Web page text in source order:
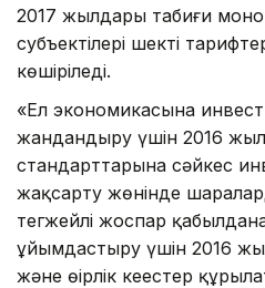
2017 жылдары табиғи
субъектілері шекті
көшіріледі.
«Ел экономикасына
жандандыру үшін 2016
стандарттарына сәйкес
жақсарту жөнінде
тегжейлі жоспар
ұйымдастыру үшін 2016
және өңірлік кеңестер